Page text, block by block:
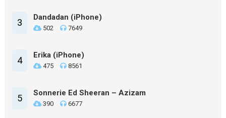
3 Dandadan (iPhone)
502 7649
4 Erika (iPhone)
475 8561
5 Sonnerie Ed Sheeran – Azizam
390 6677